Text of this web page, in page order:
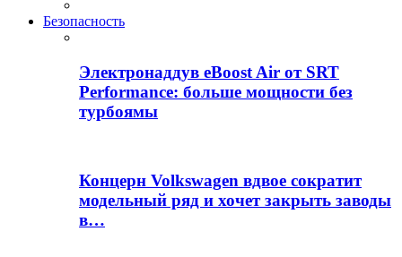
Безопасность
Электронаддув eBoost Air от SRT
Performance: больше мощности без
турбоямы
Концерн Volkswagen вдвое сократит
модельный ряд и хочет закрыть заводы
в…